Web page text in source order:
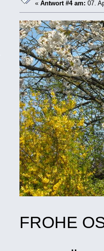
«Antwort #4 am: 07.
FROHE